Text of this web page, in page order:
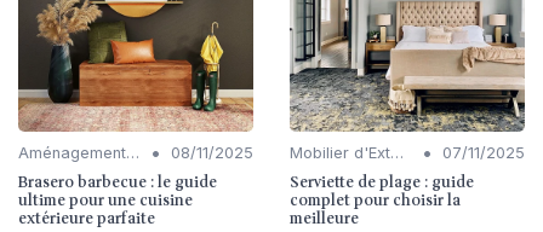
Aménagement de Jardins et Terrasses • 08/11/2025
Brasero barbecue : le guide
ultime pour une cuisine
extérieure parfaite
Mobilier d'Extérieur • 07/11/2025
Serviette de plage : guide
complet pour choisir la
meilleure